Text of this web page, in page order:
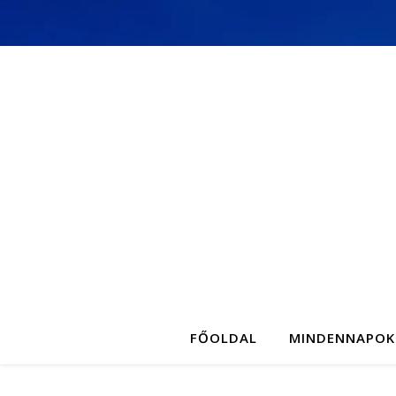
FŐOLDAL MINDENNAPOK